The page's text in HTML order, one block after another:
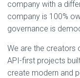
company with a
company is 100%
governance is
We are the creators
API-first projects
create modern and